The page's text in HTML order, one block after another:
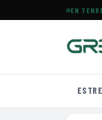
EN
Francés en Maracaibo